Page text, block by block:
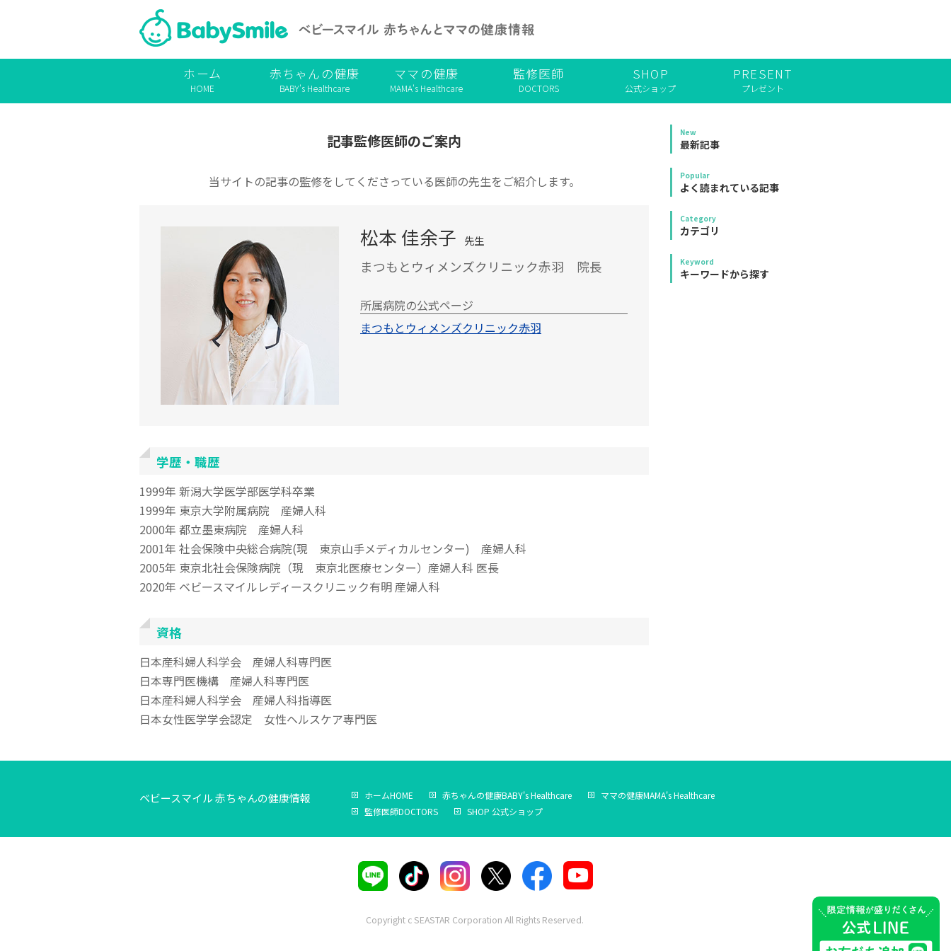
ホーム
HOME
赤ちゃんの健康
BABY's Healthcare
ママの健康
MAMA's Healthcare
監修医師
DOCTORS
SHOP
公式ショップ
PRESENT
プレゼント
記事監修医師のご案内
当サイトの記事の監修をしてくださっている医師の先生をご紹介します。
松本 佳余子 先生
まつもとウィメンズクリニック赤羽 院長
所属病院の公式ページ
まつもとウィメンズクリニック赤羽
学歴・職歴
1999年 新潟大学医学部医学科卒業
1999年 東京大学附属病院 産婦人科
2000年 都立墨東病院 産婦人科
2001年 社会保険中央総合病院(現 東京山手メディカルセンター) 産婦人科
2005年 東京北社会保険病院（現 東京北医療センター）産婦人科 医長
2020年 ベビースマイルレディースクリニック有明 産婦人科
資格
日本産科婦人科学会 産婦人科専門医
日本専門医機構 産婦人科専門医
日本産科婦人科学会 産婦人科指導医
日本女性医学学会認定 女性ヘルスケア専門医
New
最新記事
Popular
よく読まれている記事
Category
カテゴリ
Keyword
キーワードから探す
ベビースマイル 赤ちゃんの健康情報 ホームHOME 赤ちゃんの健康BABY's Healthcare ママの健康MAMA's Healthcare
監修医師DOCTORS SHOP 公式ショップ
Copyright c SEASTAR Corporation All Rights Reserved.